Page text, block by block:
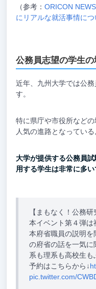
（参考： ORICON
にリアルな就活事情に
公務員志望の学生の
近年、九州大学では公
す。
特に県庁や市役所など
人気の進路となっている
大学が提供する公務員
用する学生は非常に多い
【まもなく！公務
本イベント第４弾は
本府省職員の説明
の府省の話を一気
系も理系も高校生も
予約はこちらから↓
pic.twitter.com/